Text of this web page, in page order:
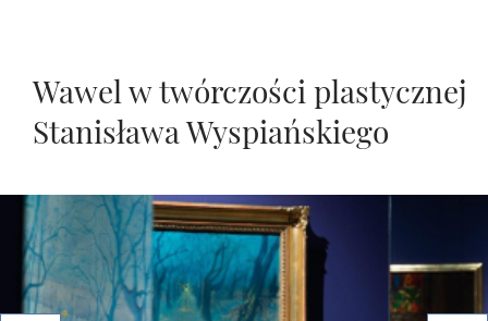
Wawel w twórczości plastycznej
Stanisława Wyspiańskiego